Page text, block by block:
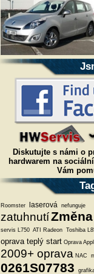
Diskutujte s námi o
hardwarem na
Vám
Roomster laserová nefunguje
zatuhnutí
servis L750 ATI Radeon Toshiba
oprava teplý start Oprava
2009+ oprava NAC
0261S07783